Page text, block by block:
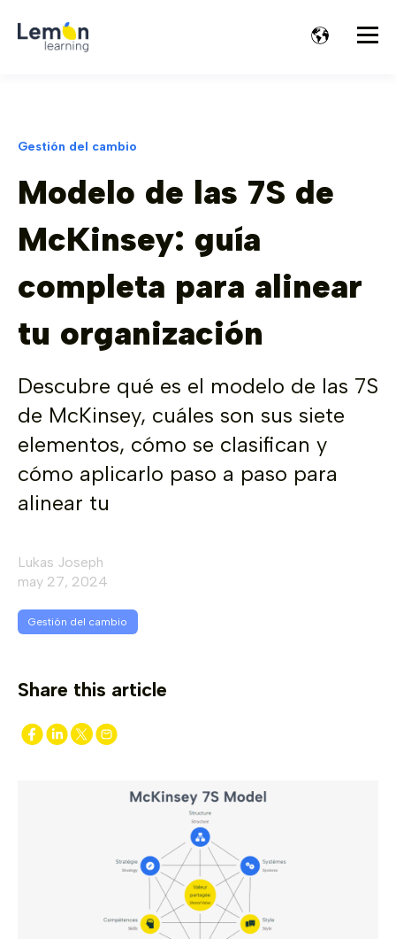
Gestión del cambio
Modelo de las 7S de
McKinsey: guía
completa para alinear
tu organización
Descubre qué es el modelo de las 7S
de McKinsey, cuáles son sus siete
elementos, cómo se clasifican y
cómo aplicarlo paso a paso para
alinear tu
Lukas Joseph
may 27, 2024
Gestión del cambio
Share this article